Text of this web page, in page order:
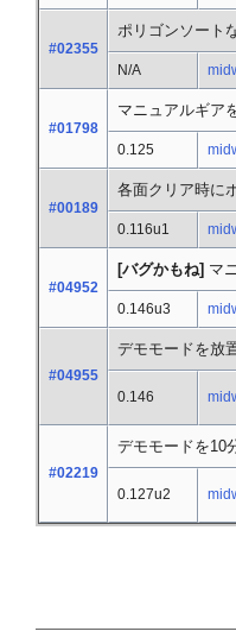
#02355
ポリゴンソート
N/A
#01798
マニュアルギア
0.125
#00189
各面クリア時に
0.116u1
#04952
[バグかもね] マ
0.146u3
#04955
デモモードを放
0.146
#02219
デモモードを10
0.127u2